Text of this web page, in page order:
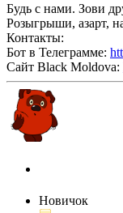
Будь с нами. Зови
Розыгрыши, азарт,
Контакты:
Бот в Телеграмме:
Сайт Black Moldova:
Новичок